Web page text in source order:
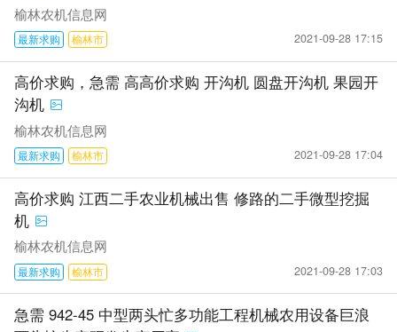
榆林农机信息网
最新求购 榆林市 2021-09-28 17:15
高价求购，急需 高高价求购 开沟机 圆盘开沟机 果园开
沟机
榆林农机信息网
最新求购 榆林市 2021-09-28 17:04
高价求购 江西二手农业机械出售 修路的二手微型挖掘
机
榆林农机信息网
最新求购 榆林市 2021-09-28 17:03
急需 942-45 中型两头忙多功能工程机械农用设备巨浪